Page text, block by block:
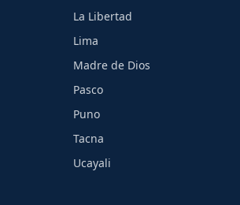
La Libertad
Lima
Madre de Dios
Pasco
Puno
Tacna
Ucayali